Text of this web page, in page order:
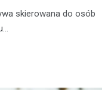
skierowana do osób